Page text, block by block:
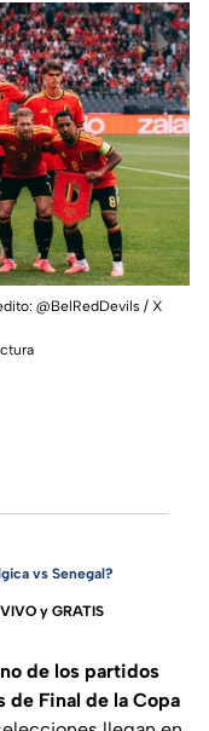
@BelRedDevils / X
vs Senegal?
y GRATIS
de los partidos
Final de la Copa